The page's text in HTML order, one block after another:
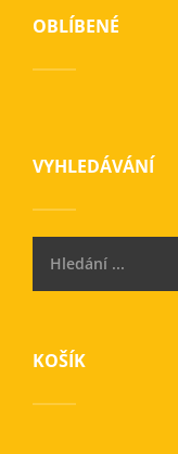
OBLÍBENÉ
VYHLEDÁVÁNÍ
KOŠÍK